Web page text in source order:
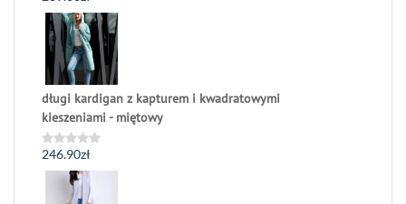
0
na
długi kardigan z kapturem i kwadratowymi
kieszeniami - miętowy
Oceniono
0
246.90zł